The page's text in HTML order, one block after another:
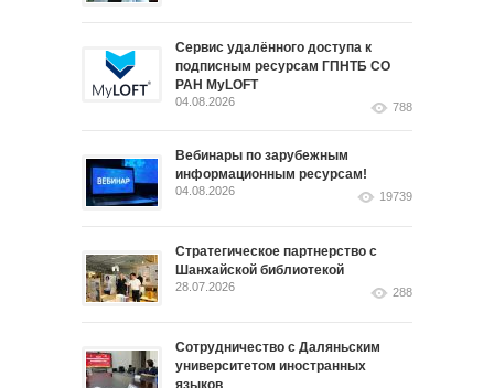
Сервис удалённого доступа к
подписным ресурсам ГПНТБ СО
РАН MyLOFT
04.08.2026 788
Вебинары по зарубежным
информационным ресурсам!
04.08.2026 19739
Стратегическое партнерство с
Шанхайской библиотекой
28.07.2026 288
Сотрудничество с Даляньским
университетом иностранных
языков